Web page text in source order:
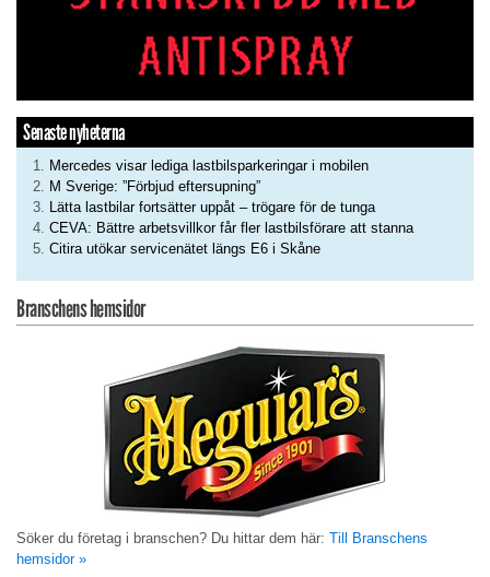
Senaste nyheterna
Mercedes visar lediga lastbilsparkeringar i mobilen
M Sverige: ”Förbjud eftersupning”
Lätta lastbilar fortsätter uppåt – trögare för de tunga
CEVA: Bättre arbetsvillkor får fler lastbilsförare att stanna
Citira utökar servicenätet längs E6 i Skåne
Branschens hemsidor
Söker du företag i branschen? Du hittar dem här: Till Branschens
hemsidor »